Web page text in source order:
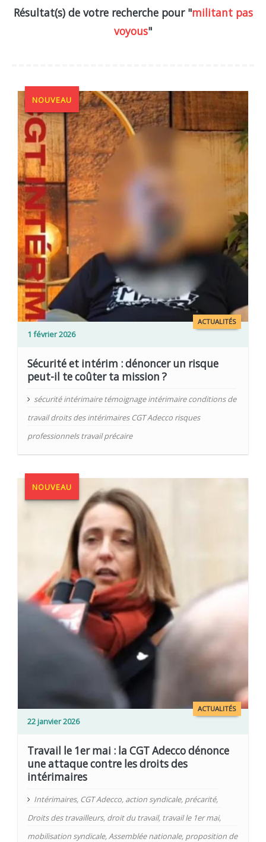
Résultat(s) de votre recherche pour "militant pas
voyous"
NOUVEAU
ACTUALITÉS
1 février 2026
Sécurité et intérim : dénoncer un risque
peut-il te coûter ta mission ?
sécurité intérimaire témoignage intérimaire conditions de
travail droits des intérimaires CGT Adecco risques
professionnels travail précaire
NOUVEAU
ACTUALITÉS
22 janvier 2026
Travail le 1er mai : la CGT Adecco dénonce
une attaque contre les droits des
intérimaires
Intérimaires, CGT Adecco, action syndicale, précarité,
Droits des travailleurs, droit du travail, travail le 1er mai,
mobilisation syndicale, Assemblée nationale, proposition de